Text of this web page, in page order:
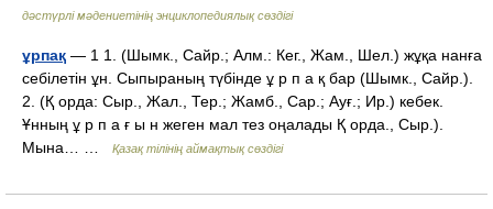
дәстүрлі мәдениетінің энциклопедиялық сөздігі
ұрпақ — 1 1. (Шымк., Сайр.; Алм.: Кег., Жам., Шел.) жұқа нанға
себілетін ұн. Сыпыраның түбінде ұ р п а қ бар (Шымк., Сайр.).
2. (Қ орда: Сыр., Жал., Тер.; Жамб., Сар.; Ауғ.; Ир.) кебек.
Ұнның ұ р п а ғ ы н жеген мал тез оңалады Қ орда., Сыр.).
Мына… …
Қазақ тілінің аймақтық сөздігі